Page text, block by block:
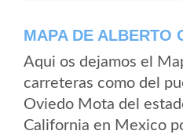
MAPA DE ALBERTO
Aqui os dejamos el
carreteras como del
Oviedo Mota del
California en Mexico